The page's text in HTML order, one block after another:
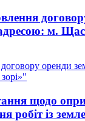
адресою: м.
оренди
щодо
робіт із